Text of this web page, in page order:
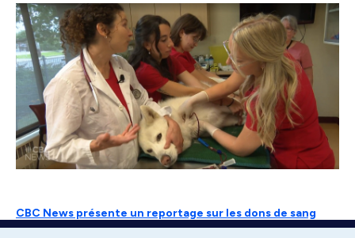
CBC News présente un reportage sur les dons de sang
canins au CHUV.